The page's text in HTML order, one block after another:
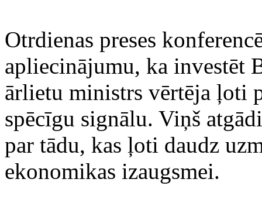
Otrdienas preses
apliecinājumu, ka investēt
ārlietu ministrs vērtēja ļoti
spēcīgu signālu. Viņš
par tādu, kas ļoti daudz
ekonomikas izaugsmei.